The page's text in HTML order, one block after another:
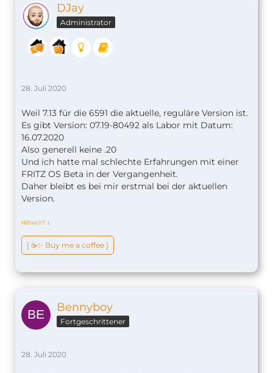
DJay
Administrator
28. Juli 2020
Weil 7.13 für die 6591 die aktuelle, reguläre Version ist.
Es gibt Version: 07.19-80492 als Labor mit Datum:
16.07.2020
Also generell keine .20
Und ich hatte mal schlechte Erfahrungen mit einer
FRITZ OS Beta in der Vergangenheit.
Daher bleibt es bei mir erstmal bei der aktuellen
Version.
Hilfreich? ↆ
[ ☕️✨ Buy me a coffee ]
Bennyboy
Fortgeschrittener
28. Juli 2020